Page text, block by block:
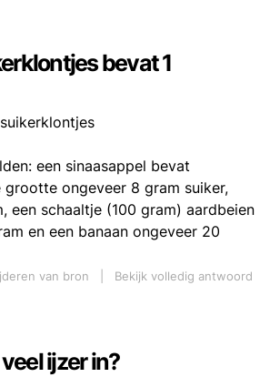
bevat 1
een sinaasappel bevat
grootte ongeveer 8 gram suiker,
een schaaltje (100 gram) aardbeien
en een banaan ongeveer 20
van bron
Bekijk volledig antwoord
ijzer in?